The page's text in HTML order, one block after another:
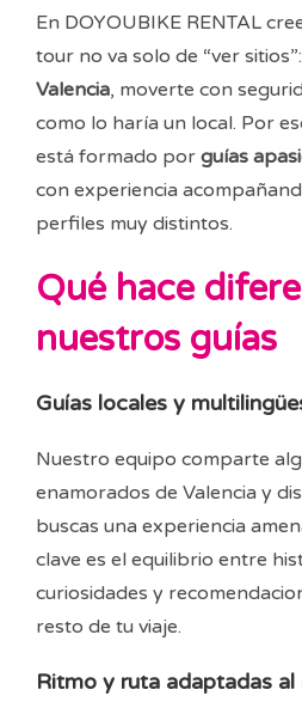
En DOYOUBIKE RENTAL
tour no va solo de “ver
Valencia, moverte con
como lo haría un local. Por
está formado por guías
con experiencia
perfiles muy distintos.
Qué hace
nuestros guías
Guías locales y
Nuestro equipo comparte
enamorados de Valencia y
buscas una experiencia
clave es el equilibrio entre
curiosidades y
resto de tu viaje.
Ritmo y ruta adaptadas al